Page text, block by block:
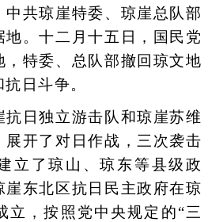
共琼崖特委、琼崖总队部
。十二月十五日，国民党
特委、总队部撤回琼文地
日斗争。
日独立游击队和琼崖苏维
开了对日作战，三次袭击
立了琼山、琼东等县级政
东北区抗日民主政府在琼
立，按照党中央规定的“三